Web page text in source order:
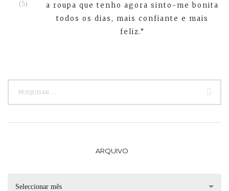
a roupa que tenho agora sinto-me bonita
todos os dias, mais confiante e mais
feliz.”
ARQUIVO
Seleccionar mês